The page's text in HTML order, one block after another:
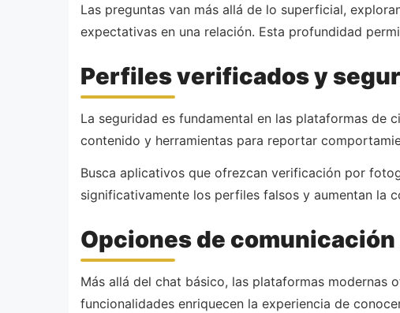
Las preguntas van más allá de lo superficial,
expectativas en una relación. Esta profundidad
Perfiles verificados y
La seguridad es fundamental en las plataformas de
contenido y herramientas para reportar
Busca aplicativos que ofrezcan verificación por
significativamente los perfiles falsos y aumentan la
Opciones de
Más allá del chat básico, las plataformas modernas
funcionalidades enriquecen la experiencia de